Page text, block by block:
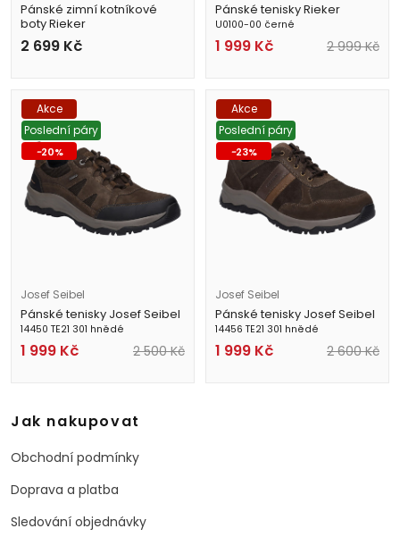
Pánské zimní kotníkové
boty Rieker
39602-00 černé
2 699 Kč
Pánské tenisky Rieker
U0100-00 černé
1 999 Kč 2 999Kč
Akce
Poslední páry
-20%
Josef Seibel
Pánské tenisky Josef Seibel
14450 TE21 301 hnědé
1 999 Kč 2 500Kč
Akce
Poslední páry
-23%
Josef Seibel
Pánské tenisky Josef Seibel
14456 TE21 301 hnědé
1 999 Kč 2 600Kč
Jak nakupovat
Obchodní podmínky
Doprava a platba
Sledování objednávky